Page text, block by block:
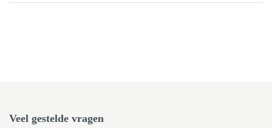
Veel gestelde vragen